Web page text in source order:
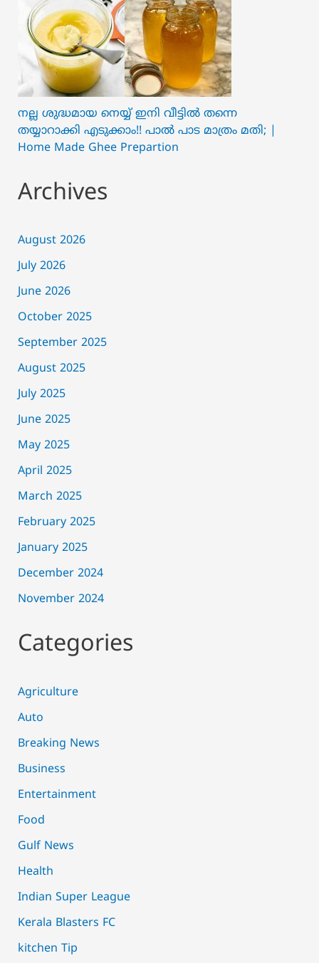
നല്ല ശുദ്ധമായ നെയ്യ് ഇനി വീട്ടിൽ തന്നെ
തയ്യാറാക്കി എടുക്കാം!! പാൽ പാട മാത്രം മതി; |
Home Made Ghee Prepartion
Archives
August 2026
July 2026
June 2026
October 2025
September 2025
August 2025
July 2025
June 2025
May 2025
April 2025
March 2025
February 2025
January 2025
December 2024
November 2024
Categories
Agriculture
Auto
Breaking News
Business
Entertainment
Food
Gulf News
Health
Indian Super League
Kerala Blasters FC
kitchen Tip